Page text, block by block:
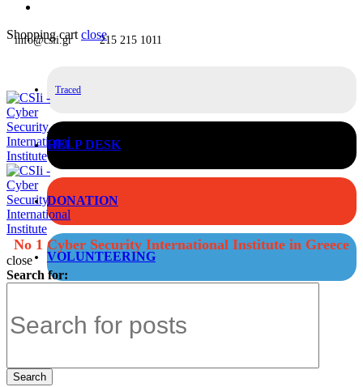
Shopping cart close
info@csii.gr 215 215 1011
Traced
HELP DESK
DONATION
VOLUNTEERING
No 1 Cyber Security International Institute in Greece
close
Search for:
Search